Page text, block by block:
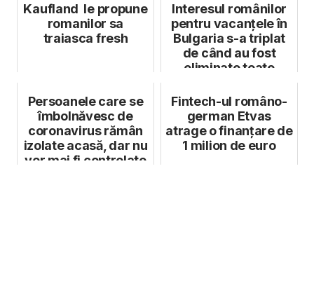
Kaufland le propune
romanilor sa
traiasca fresh
Interesul românilor
pentru vacanțele în
Bulgaria s-a triplat
de când au fost
eliminate toate
Persoanele care se
îmbolnăvesc de
coronavirus rămân
izolate acasă, dar nu
vor mai fi controlate
Fintech-ul româno-
german Etvas
atrage o finanțare de
1 milion de euro